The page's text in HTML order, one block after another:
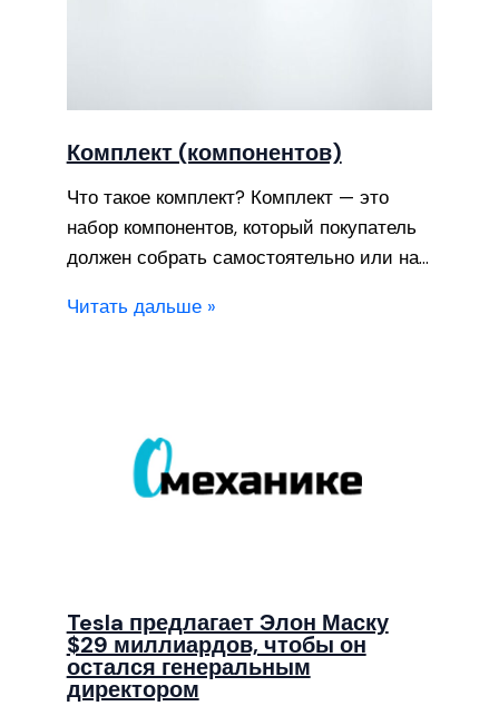
Комплект (компонентов)
Что такое комплект? Комплект — это
набор компонентов, который покупатель
должен собрать самостоятельно или на…
Читать дальше »
Tesla предлагает Элон Маску
$29 миллиардов, чтобы он
остался генеральным
директором